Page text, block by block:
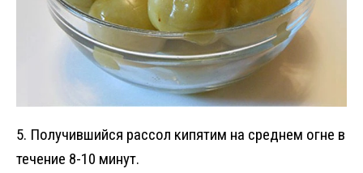
5. Получившийся рассол кипятим на среднем огне в
течение 8-10 минут.